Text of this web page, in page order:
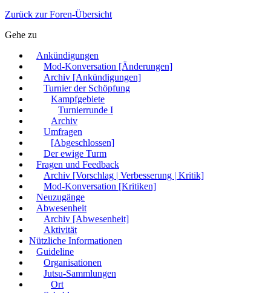
Zurück zur Foren-Übersicht
Gehe zu
Ankündigungen
Mod-Konversation [Änderungen]
Archiv [Ankündigungen]
Turnier der Schöpfung
Kampfgebiete
Turnierrunde I
Archiv
Umfragen
[Abgeschlossen]
Der ewige Turm
Fragen und Feedback
Archiv [Vorschlag | Verbesserung | Kritik]
Mod-Konversation [Kritiken]
Neuzugänge
Abwesenheit
Archiv [Abwesenheit]
Aktivität
Nützliche Informationen
Guideline
Organisationen
Jutsu-Sammlungen
Ort